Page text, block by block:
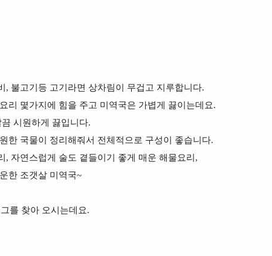
, 불고기등 고기라면 상차림이 무겁고 지루합니다.
리 몇가지에 힘을 주고 미역국은 가볍게 끓이는데요.
시원하게 끓입니다.
한 국물이 정리해줘서 전체적으로 구성이 좋습니다.
자연스럽게 술도 곁들이기 좋게 매운 해물요리,
한 조갯살 미역국~
를 찾아 오시는데요.